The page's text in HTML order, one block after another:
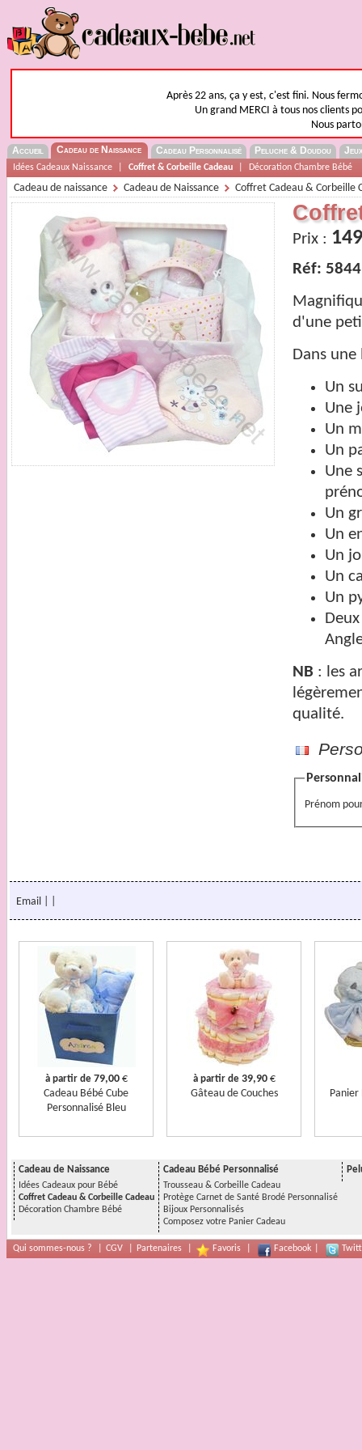
Après 22 ans, ça y est, c'est fini. Nous
Un grand MERCI à tous nos clients
Nous
Accueil Cadeau de Naissance Cadeau Personnalisé Peluche & Doudou
Idées Cadeaux Naissance Coffret & Corbeille Cadeau Décoration Chambre Bébé
Cadeau de naissance Cadeau de Naissance Coffret Cadeau & Corbeille
Prix :
Réf: 5844
d'une
Dans
Un
Une
Un
Un
Une
Un
Un
Un
Un
Un
NB : les
qualité.
Prénom
Email
à partir de 79,00€
Cadeau Bébé Cube
Personnalisé Bleu
à partir de 39,90€
Gâteau de Couches
Panier
Cadeau de Naissance
Idées Cadeaux pour Bébé
Coffret Cadeau & Corbeille Cadeau
Décoration Chambre Bébé
Cadeau Bébé Personnalisé
Trousseau & Corbeille Cadeau
Protège Carnet de Santé Brodé Personnalisé
Bijoux Personnalisés
Composez votre Panier Cadeau
Qui sommes-nous ? CGV Partenaires Favoris Facebook